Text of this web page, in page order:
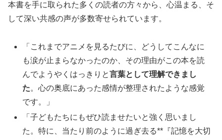
本書を手に取られた多くの読者の方々から、心温まる、そ
して深い共感の声が多数寄せられています。
「これまでアニメを見るたびに、どうしてこんなに
も涙が止まらなかったのか、その理由がこの本を読
んでようやくはっきりと言葉として理解できまし
た。心の奥底にあった感情が整理されたような感覚
です。」
「子どもたちにもぜひ読ませたいと強く思いまし
た。特に、当たり前のように過ぎ去る**『記憶を大切